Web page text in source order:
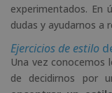
experimentados. En
dudas y ayudarnos a
Ejercicios de estilo
Una vez conocemos
de decidirnos por